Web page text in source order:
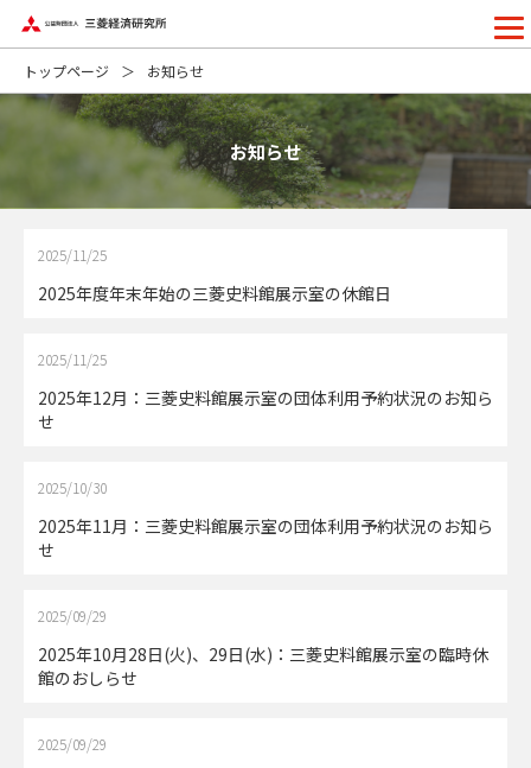
トップページ お知らせ
お知らせ
2025/11/25
2025年度年末年始の三菱史料館展示室の休館日
2025/11/25
2025年12月：三菱史料館展示室の団体利用予約状況のお知ら
せ
2025/10/30
2025年11月：三菱史料館展示室の団体利用予約状況のお知ら
せ
2025/09/29
2025年10月28日(火)、29日(水)：三菱史料館展示室の臨時休
館のおしらせ
2025/09/29